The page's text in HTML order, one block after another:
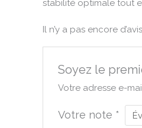
stabilité optimale tout
Il n’y a pas encore
Soyez le
Votre adresse e-
Votre note *